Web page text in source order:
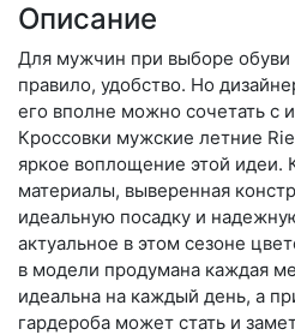
Описание
Для мужчин при выборе обуви
правило, удобство. Но
его вполне можно сочетать с
Кроссовки мужские летние
яркое воплощение этой идеи.
материалы, выверенная
идеальную посадку и
актуальное в этом сезоне
в модели продумана каждая
идеальна на каждый день, а
гардероба может стать и